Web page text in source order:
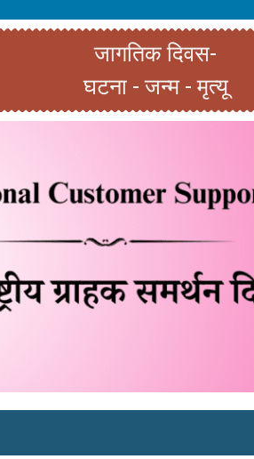
जागतिक दिवस-
घटना - जन्म - मृत्यू